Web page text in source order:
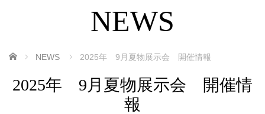
NEWS
ホーム NEWS 2025年 9月夏物展示会 開催情報
2025年 9月夏物展示会 開催情
報